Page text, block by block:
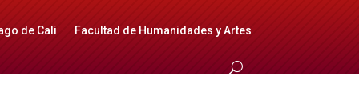
de Cali Facultad de Humanidades y Artes